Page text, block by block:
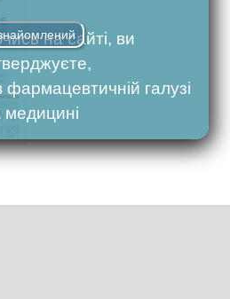
на сайті, ви
галузі
медицині